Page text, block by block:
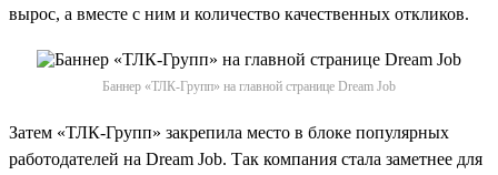
вырос, а вместе с ним и количество качественных откликов.
Баннер «ТЛК-Групп» на главной странице Dream Job
Затем «ТЛК-Групп» закрепила место в блоке популярных
работодателей на Dream Job. Так компания стала заметнее для